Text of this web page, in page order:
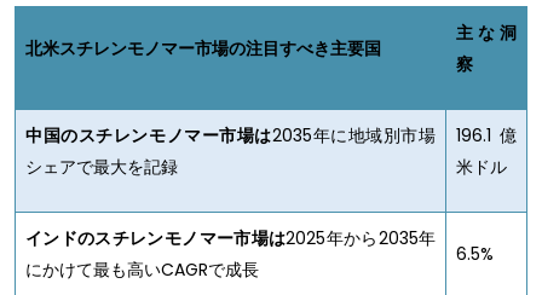
北米スチレンモノマー市場の注目すべき主要国
主な洞
察
中国のスチレンモノマー市場は2035年に地域別市場
シェアで最大を記録
196.1億
米ドル
インドのスチレンモノマー市場は2025年から2035年
にかけて最も高いCAGRで成長
6.5%